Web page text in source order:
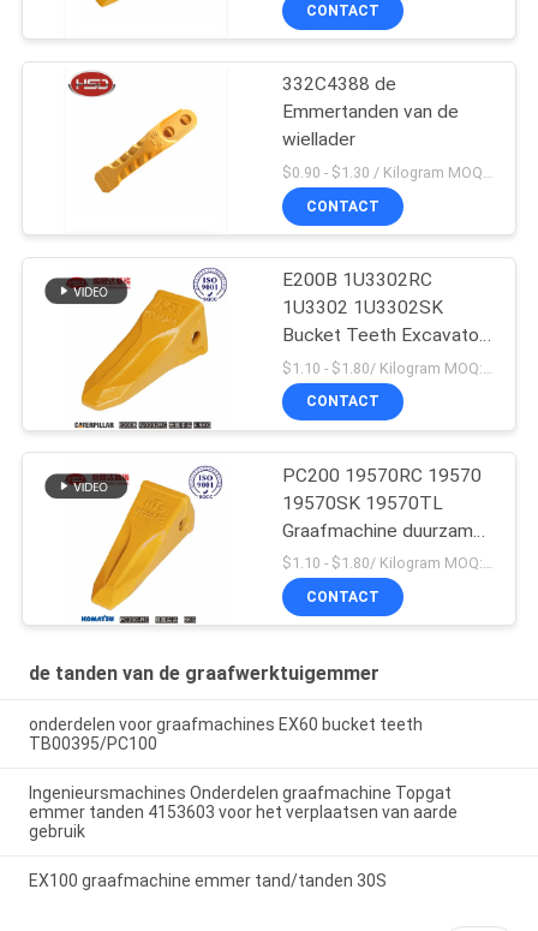
CONTACT
332C4388 de
Emmertanden van de
wiellader
CONTACT
E200B 1U3302RC
1U3302 1U3302SK
Bucket Teeth Excavator
Massaproductie
CONTACT
PC200 19570RC 19570
19570SK 19570TL
Graafmachine duurzame
emmertanden voor
Komatsu
$1.10 - $1.80/ Kilogram MOQ:100 Kilogram/Kilogram
CONTACT
de tanden van de graafwerktuigemmer
onderdelen voor graafmachines EX60 bucket teeth
TB00395/PC100
Ingenieursmachines Onderdelen graafmachine Topgat
emmer tanden 4153603 voor het verplaatsen van aarde
gebruik
EX100 graafmachine emmer tand/tanden 30S